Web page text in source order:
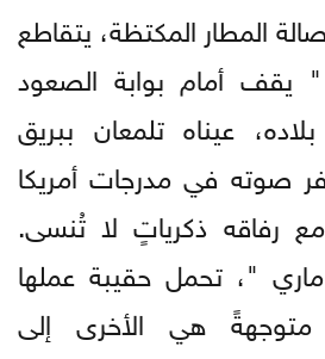
في صالة المطار المكتظة، يتقاطع
يقف أمام بوابة الصعود
عيناه تلمعان ببريق
صوته في مدرجات أمريكا
رفاقه ذكرياتٍ لا تُنسى.
"، تحمل حقيبة عملها
متوجهةً هي الأخرى إلى